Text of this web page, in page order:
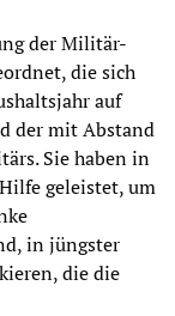
der Militär-
die sich
auf
der mit Abstand
Sie haben in
geleistet, um
in jüngster
die die